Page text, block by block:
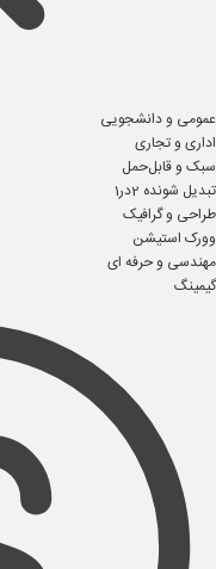
عمومی و دانشجویی
اداری و تجاری
سبک و قابل‌حمل
تبدیل شونده 2در1
طراحی و گرافیک
وورک استیشن
مهندسی و حرفه ای
گیمینگ